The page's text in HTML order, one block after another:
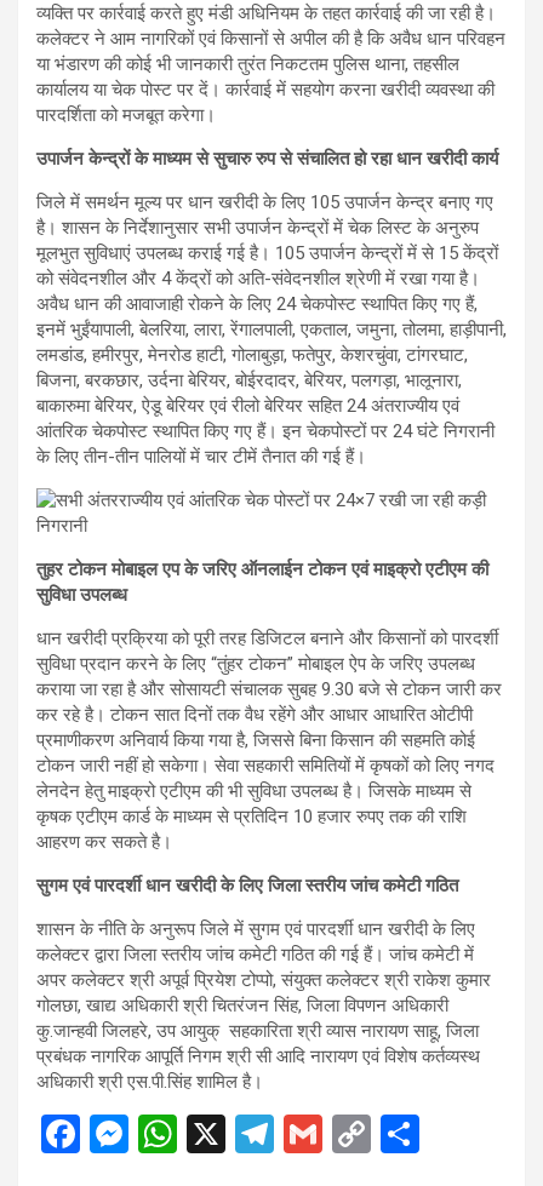
व्यक्ति पर कार्रवाई करते हुए मंडी अधिनियम के तहत कार्रवाई की जा रही है।
कलेक्टर ने आम नागरिकों एवं किसानों से अपील की है कि अवैध धान परिवहन
या भंडारण की कोई भी जानकारी तुरंत निकटतम पुलिस थाना, तहसील
कार्यालय या चेक पोस्ट पर दें। कार्रवाई में सहयोग करना खरीदी व्यवस्था की
पारदर्शिता को मजबूत करेगा।
उपार्जन केन्द्रों के माध्यम से सुचारु रुप से संचालित हो रहा धान खरीदी कार्य
जिले में समर्थन मूल्य पर धान खरीदी के लिए 105 उपार्जन केन्द्र बनाए गए
है। शासन के निर्देशानुसार सभी उपार्जन केन्द्रों में चेक लिस्ट के अनुरुप
मूलभुत सुविधाएं उपलब्ध कराई गई है। 105 उपार्जन केन्द्रों में से 15 केंद्रों
को संवेदनशील और 4 केंद्रों को अति-संवेदनशील श्रेणी में रखा गया है।
अवैध धान की आवाजाही रोकने के लिए 24 चेकपोस्ट स्थापित किए गए हैं,
इनमें भुईंयापाली, बेलरिया, लारा, रेंगालपाली, एकताल, जमुना, तोलमा, हाड़ीपानी,
लमडांड, हमीरपुर, मेनरोड हाटी, गोलाबुड़ा, फतेपुर, केशरचुंवा, टांगरघाट,
बिजना, बरकछार, उर्दना बेरियर, बोईरदादर, बेरियर, पलगड़ा, भालूनारा,
बाकारुमा बेरियर, ऐडू बेरियर एवं रीलो बेरियर सहित 24 अंतराज्यीय एवं
आंतरिक चेकपोस्ट स्थापित किए गए हैं। इन चेकपोस्टों पर 24 घंटे निगरानी
के लिए तीन-तीन पालियों में चार टीमें तैनात की गई हैं।
तुहर टोकन मोबाइल एप के जरिए ऑनलाईन टोकन एवं माइक्रो एटीएम की
सुविधा उपलब्ध
धान खरीदी प्रक्रिया को पूरी तरह डिजिटल बनाने और किसानों को पारदर्शी
सुविधा प्रदान करने के लिए “तुंहर टोकन” मोबाइल ऐप के जरिए उपलब्ध
कराया जा रहा है और सोसायटी संचालक सुबह 9.30 बजे से टोकन जारी कर
कर रहे है। टोकन सात दिनों तक वैध रहेंगे और आधार आधारित ओटीपी
प्रमाणीकरण अनिवार्य किया गया है, जिससे बिना किसान की सहमति कोई
टोकन जारी नहीं हो सकेगा। सेवा सहकारी समितियों में कृषकों को लिए नगद
लेनदेन हेतु माइक्रो एटीएम की भी सुविधा उपलब्ध है। जिसके माध्यम से
कृषक एटीएम कार्ड के माध्यम से प्रतिदिन 10 हजार रुपए तक की राशि
आहरण कर सकते है।
सुगम एवं पारदर्शी धान खरीदी के लिए जिला स्तरीय जांच कमेटी गठित
शासन के नीति के अनुरूप जिले में सुगम एवं पारदर्शी धान खरीदी के लिए
कलेक्टर द्वारा जिला स्तरीय जांच कमेटी गठित की गई हैं। जांच कमेटी में
अपर कलेक्टर श्री अपूर्व प्रियेश टोप्पो, संयुक्त कलेक्टर श्री राकेश कुमार
गोलछा, खाद्य अधिकारी श्री चितरंजन सिंह, जिला विपणन अधिकारी
कु.जान्हवी जिलहरे, उप आयुक् सहकारिता श्री व्यास नारायण साहू, जिला
प्रबंधक नागरिक आपूर्ति निगम श्री सी आदि नारायण एवं विशेष कर्तव्यस्थ
अधिकारी श्री एस.पी.सिंह शामिल है।
F
M W X
T
G
C